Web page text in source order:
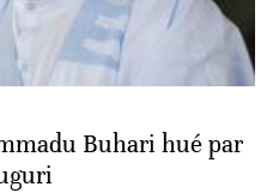
Buhari hué par